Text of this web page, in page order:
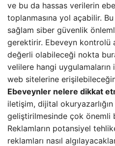
ve bu da hassas verilerin
toplanmasına yol açabilir.
sağlam siber güvenlik
gerektirir. Ebeveyn kontrolü
değerli olabileceği nokta
velilere hangi
web sitelerine
Ebeveynler nelere dikkat
iletişim, dijital okuryazarlığın
geliştirilmesinde çok önemli
Reklamların potansiyel
reklamları nasıl